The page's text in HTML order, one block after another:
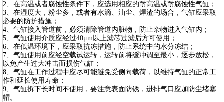
2、在高温或者腐蚀性条件下，应选用相应的耐高温或耐腐蚀性气缸；
3、在湿度大，粉尘多，或者有水滴、油尘、焊渣的场合，气缸应采取
必要的防护措施；
4、气缸接入管道前，必须清除管道内脏物，防止杂物进入气缸内；
5、气缸使用介质应经过40μm以上滤芯过滤后方可使用；
6、在低温环境下，应采取抗冻措施，防止系统中的水分冻结；
7、气缸使用前应经空载试运转，运转前将缓冲调至最小，逐步放松，
以免产生过大冲击而损伤气缸；
8、气缸在工作过程中应尽可能避免受侧向载荷，以维持气缸的正常工
作和延长使用寿命；
9、气缸拆下长时间不使用，要注意表面防锈，进排气口应加防尘堵塞
帽。